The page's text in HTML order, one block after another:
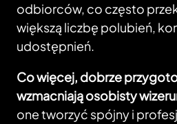
odbiorców, co często
większą liczbę polubień,
udostępnień.
Co więcej, dobrze
wzmacniają osobisty
one tworzyć spójny i